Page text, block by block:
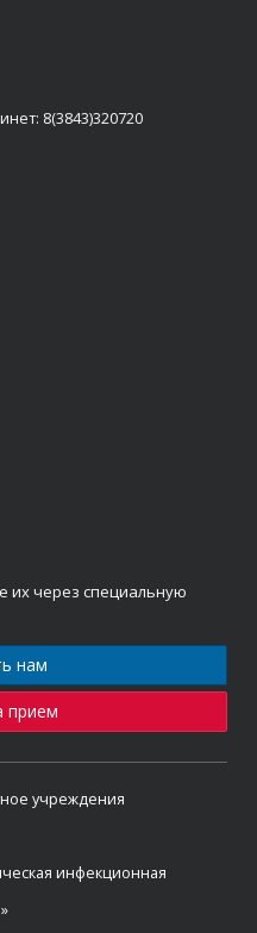
8(3843)320720
их через специальную
нам
прием
учреждения
инфекционная